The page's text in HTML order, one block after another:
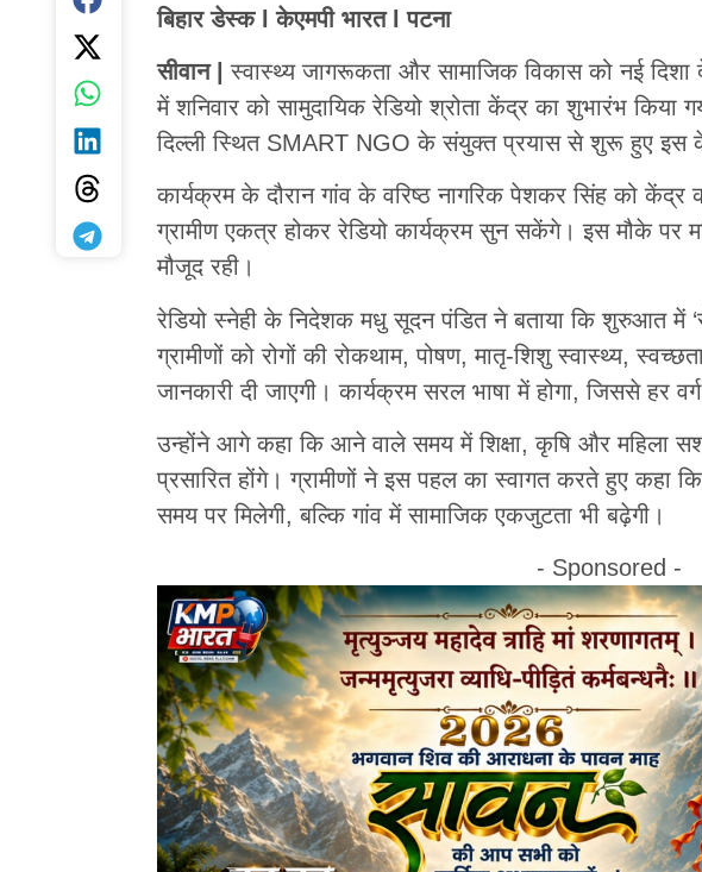
बिहार डेस्क l केएमपी भारत l पटना
सीवान |स्वास्थ्य जागरूकता और सामाजिक विकास को नई
में शनिवार को सामुदायिक रेडियो श्रोता केंद्र का शुभारंभ
दिल्ली स्थित SMART NGO के संयुक्त प्रयास से शुरू हुए इस
कार्यक्रम के दौरान गांव के वरिष्ठ नागरिक पेशकर सिंह को केंद्र
ग्रामीण एकत्र होकर रेडियो कार्यक्रम सुन सकेंगे। इस मौके पर
मौजूद रही।
रेडियो स्नेही के निदेशक मधु सूदन पंडित ने बताया कि शुरुआत में
ग्रामीणों को रोगों की रोकथाम, पोषण, मातृ-शिशु स्वास्थ्य,
जानकारी दी जाएगी। कार्यक्रम सरल भाषा में होगा, जिससे हर
उन्होंने आगे कहा कि आने वाले समय में शिक्षा, कृषि और महिला
प्रसारित होंगे। ग्रामीणों ने इस पहल का स्वागत करते हुए कहा
समय पर मिलेगी, बल्कि गांव में सामाजिक एकजुटता भी बढ़ेगी।
- Sponsored -